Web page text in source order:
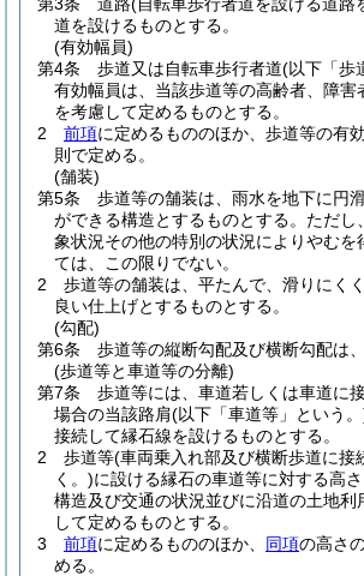
道を設けるものとする。
(有効幅員)
第4条
歩道又は自転車歩行者道(以下「歩
有効幅員は、当該歩道等の高齢者、障害
を考慮して定めるものとする。
2
前項に定めるもののほか、歩道等の有
則で定める。
(舗装)
第5条
歩道等の舗装は、雨水を地下に円
ができる構造とするものとする。 ただし
象状況その他の特別の状況によりやむを
ては、この限りでない。
2
歩道等の舗装は、平たんで、滑りにく
良い仕上げとするものとする。
(勾配)
第6条
歩道等の縦断勾配及び横断勾配は
(歩道等と車道等の分離)
第7条
歩道等には、車道若しくは車道に
場合の当該路肩(以下「車道等」という
接続して縁石線を設けるものとする。
2
歩道等(車両乗入れ部及び横断歩道に接
く。)に設ける縁石の車道等に対する高
構造及び交通の状況並びに沿道の土地利
して定めるものとする。
3
前項に定めるもののほか、 同項の高さ
める。